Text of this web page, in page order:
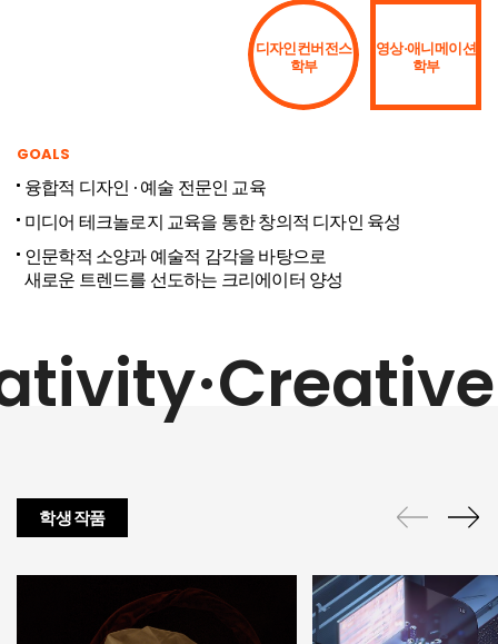
디자인컨버전스
학부
영상·애니메이션
학부
GOALS
융합적 디자인 · 예술 전문인 교육
미디어 테크놀로지 교육을 통한 창의적 디자인 육성
인문학적 소양과 예술적 감각을 바탕으로
새로운 트렌드를 선도하는 크리에이터 양성
학생 작품